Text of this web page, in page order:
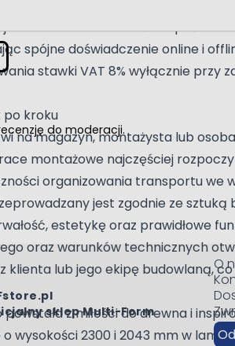
zawsze warto omówić
spójne doświadczenie online i
stawki VAT 8% wyłącznie przy
po kroku
na magazyn, montażysta lub
montażowe najczęściej
organizowania transportu we
jest zgodnie ze
estetykę oraz prawidłowe
oraz warunków technicznych
klienta lub jego ekipę budowlaną,
powstała z miłości do drewna i
wysokości 2300 i 2043 mm w
do moderacji.
sklep Multi-Form
O